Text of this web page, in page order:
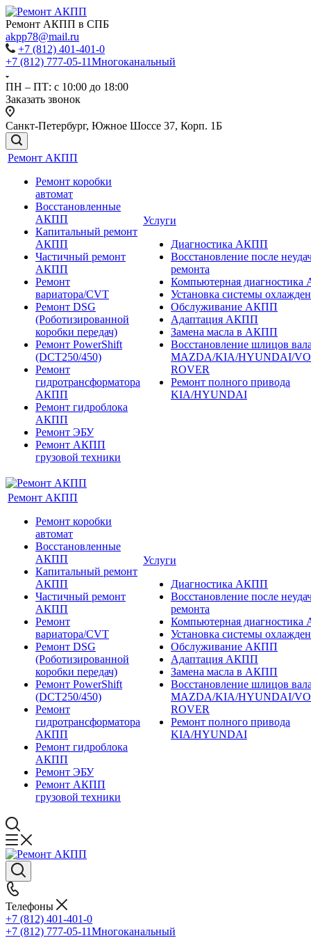
Ремонт АКПП в СПБ
akpp78@mail.ru
+7 (812) 401-401-0
+7 (812) 777-05-11Многоканальный
ПН – ПТ: с 10:00 до 18:00
Заказать звонок
Санкт-Петербург, Южное Шоссе 37, Корп. 1Б
Ремонт АКПП
Ремонт коробки
автомат
Восстановленные
АКПП
Капитальный ремонт
АКПП
Частичный ремонт
АКПП
Ремонт
вариатора/CVT
Ремонт DSG
(Роботизированной
коробки передач)
Ремонт PowerShift
(DCT250/450)
Ремонт
гидротрансформатора
АКПП
Ремонт гидроблока
АКПП
Ремонт ЭБУ
Ремонт АКПП
грузовой техники
Услуги
Диагностика АКПП
Восстановление после
ремонта
Компьютерная
Установка системы
Обслуживание АКПП
Адаптация АКПП
Замена масла в АКПП
Восстановление шлицов
MAZDA/KIA/HYUNDAI/
ROVER
Ремонт полного привода
KIA/HYUNDAI
Ремонт АКПП
Ремонт коробки
автомат
Восстановленные
АКПП
Капитальный ремонт
АКПП
Частичный ремонт
АКПП
Ремонт
вариатора/CVT
Ремонт DSG
(Роботизированной
коробки передач)
Ремонт PowerShift
(DCT250/450)
Ремонт
гидротрансформатора
АКПП
Ремонт гидроблока
АКПП
Ремонт ЭБУ
Ремонт АКПП
грузовой техники
Услуги
Диагностика АКПП
Восстановление после
ремонта
Компьютерная
Установка системы
Обслуживание АКПП
Адаптация АКПП
Замена масла в АКПП
Восстановление шлицов
MAZDA/KIA/HYUNDAI/
ROVER
Ремонт полного привода
KIA/HYUNDAI
Телефоны
+7 (812) 401-401-0
+7 (812) 777-05-11Многоканальный